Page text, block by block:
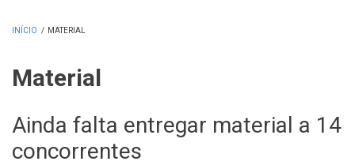
INÍCIO / MATERIAL
Material
Ainda falta entregar material a 14
concorrentes